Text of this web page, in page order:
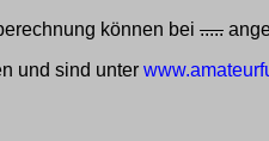
können bei .....
und sind unter